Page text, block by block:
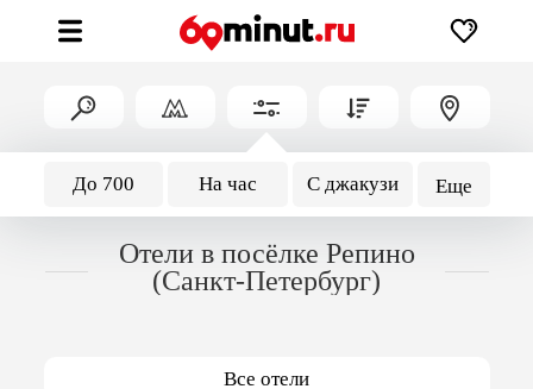
До 700 На час С джакузи Еще
Отели в посёлке Репино
(Санкт-Петербург)
Все отели